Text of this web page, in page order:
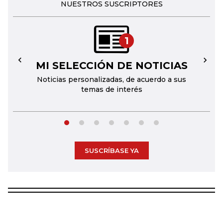
NUESTROS SUSCRIPTORES
1
MI SELECCIÓN DE NOTICIAS
Noticias personalizadas, de acuerdo a sus
temas de interés
← →
SUSCRÍBASE YA